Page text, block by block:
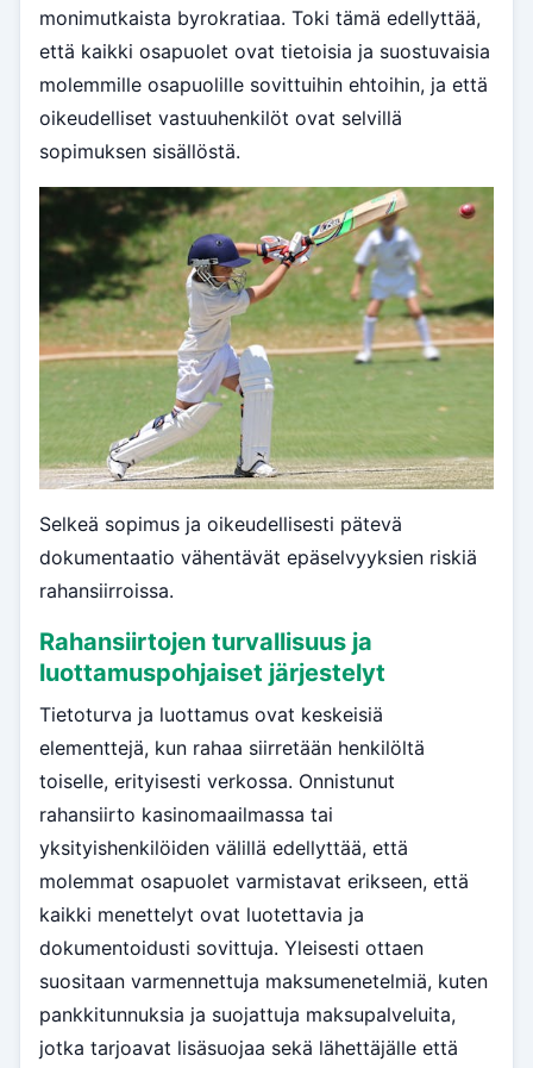
monimutkaista byrokratiaa. Toki tämä edellyttää,
että kaikki osapuolet ovat tietoisia ja suostuvaisia
molemmille osapuolille sovittuihin ehtoihin, ja että
oikeudelliset vastuuhenkilöt ovat selvillä
sopimuksen sisällöstä.
Selkeä sopimus ja oikeudellisesti pätevä
dokumentaatio vähentävät epäselvyyksien riskiä
rahansiirroissa.
Rahansiirtojen turvallisuus ja
luottamuspohjaiset järjestelyt
Tietoturva ja luottamus ovat keskeisiä
elementtejä, kun rahaa siirretään henkilöltä
toiselle, erityisesti verkossa. Onnistunut
rahansiirto kasinomaailmassa tai
yksityishenkilöiden välillä edellyttää, että
molemmat osapuolet varmistavat erikseen, että
kaikki menettelyt ovat luotettavia ja
dokumentoidusti sovittuja. Yleisesti ottaen
suositaan varmennettuja maksumenetelmiä, kuten
pankkitunnuksia ja suojattuja maksupalveluita,
jotka tarjoavat lisäsuojaa sekä lähettäjälle että